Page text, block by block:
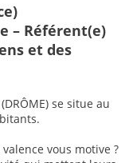
– Référent(e)
et des
(DRÔME) se situe au
vous motive ?